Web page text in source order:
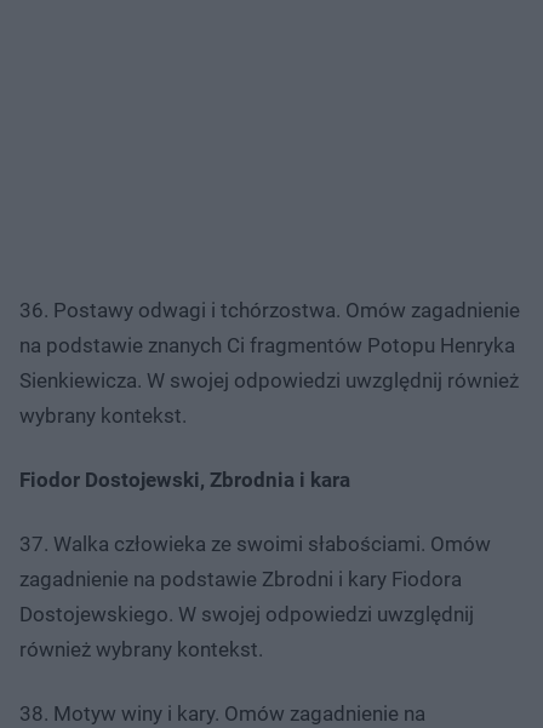
36. Postawy odwagi i tchórzostwa. Omów zagadnienie
na podstawie znanych Ci fragmentów Potopu Henryka
Sienkiewicza. W swojej odpowiedzi uwzględnij również
wybrany kontekst.
Fiodor Dostojewski, Zbrodnia i kara
37. Walka człowieka ze swoimi słabościami. Omów
zagadnienie na podstawie Zbrodni i kary Fiodora
Dostojewskiego. W swojej odpowiedzi uwzględnij
również wybrany kontekst.
38. Motyw winy i kary. Omów zagadnienie na